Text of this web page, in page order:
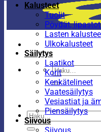
Etsi:
Etsi:
Kalusteet
Tuolit
Pöydät,
Lasten
Ulkokalusteet
Säilytys
Laatikot
Korit
Kenkätelineet
Vaatesäilytys
Vesiastiat ja
Piensäilytys
Siivous